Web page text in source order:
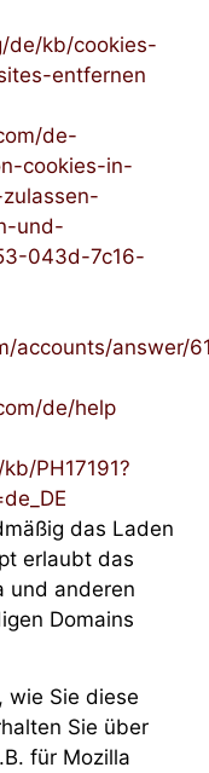
de/kb/cookies-
entfernen
de-
cookies-in-
und-
043d-7c16-
accounts/answer/
de/help
PH17191?
das Laden
erlaubt das
und anderen
Domains
wie Sie diese
Sie über
für Mozilla